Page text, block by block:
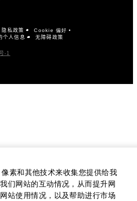
隐私政策 Cookie 偏好
个人信息 无障碍政策
-1
素和其他技术来收集您提供给我
们网站的互动情况，从而提升网
站使用情况，以及帮助进行市场